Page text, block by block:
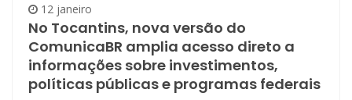
12 janeiro
No Tocantins, nova versão do
ComunicaBR amplia acesso direto a
informações sobre investimentos,
políticas públicas e programas federais